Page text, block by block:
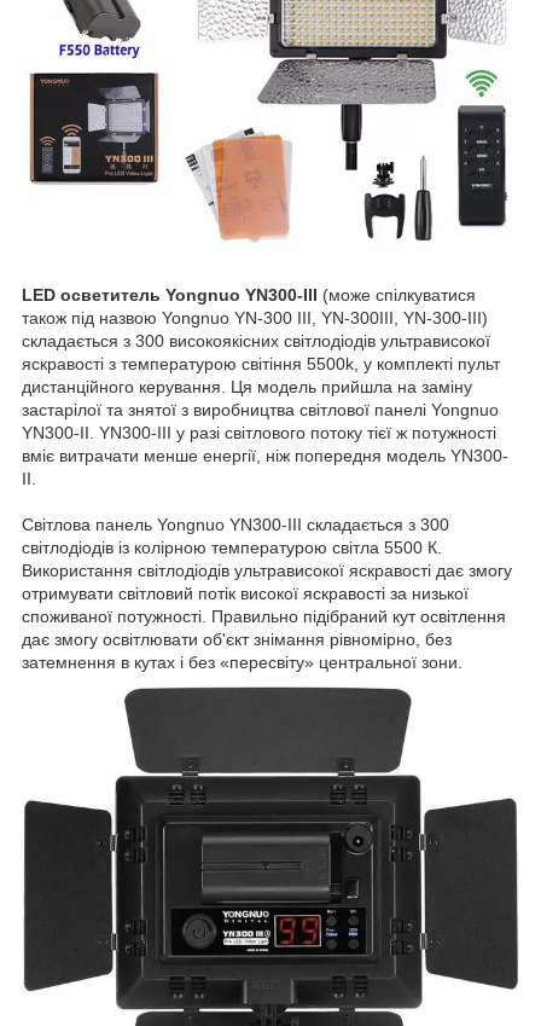
LED осветитель Yongnuo YN300-III (може спілкуватися
також під назвою Yongnuo YN-300 III, YN-300III, YN-300-III)
складається з 300 високоякісних світлодіодів ультрависокої
яскравості з температурою світіння 5500k, у комплекті пульт
дистанційного керування. Ця модель прийшла на заміну
застарілої та знятої з виробництва світлової панелі Yongnuo
YN300-II. YN300-III у разі світлового потоку тієї ж потужності
вміє витрачати менше енергії, ніж попередня модель YN300-
II.
Світлова панель Yongnuo YN300-III складається з 300
світлодіодів із колірною температурою світла 5500 К.
Використання світлодіодів ультрависокої яскравості дає змогу
отримувати світловий потік високої яскравості за низької
споживаної потужності. Правильно підібраний кут освітлення
дає змогу освітлювати об'єкт знімання рівномірно, без
затемнення в кутах і без «пересвіту» центральної зони.